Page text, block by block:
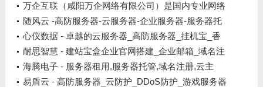
万企互联（咸阳万企网络有限公司）是国内专业网络
服务商
随风云 -高防服务器-云服务器-企业服务器-服务器托
管
心仪数据 - 卓越的云服务器_高防服务器_挂机宝_香
港服务器_美国服务器云计算服务商!
耐思智慧 - 建站宝盒企业官网搭建_企业邮箱_域名注
册_400电话
海腾电子 - 服务器租用,服务器托管,域名注册,云主
机,VPS主机,海腾数据
易盾云 - 高防服务器_云防护_DDoS防护_游戏服务器